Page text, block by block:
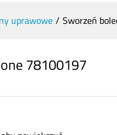
uprawowe/ Sworzeń
78100197